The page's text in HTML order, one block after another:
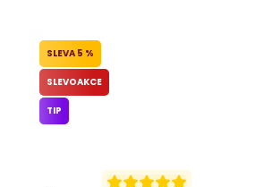
5 %
SLEVOAKCE
TIP